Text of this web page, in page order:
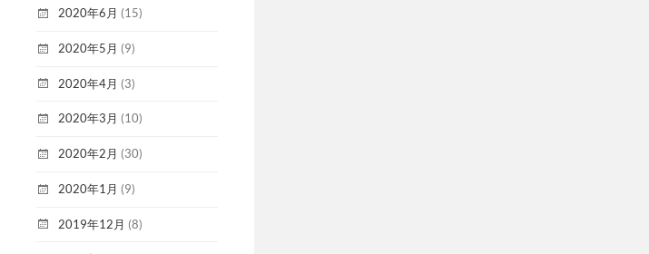
2020年6月 (15)
2020年5月 (9)
2020年4月 (3)
2020年3月 (10)
2020年2月 (30)
2020年1月 (9)
2019年12月 (8)